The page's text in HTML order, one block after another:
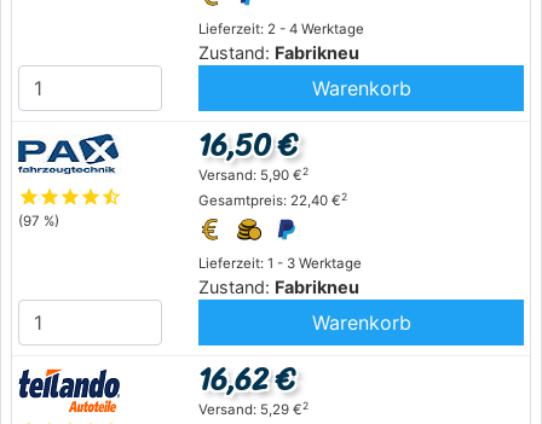
Lieferzeit: 2 - 4 Werktage
Zustand: Fabrikneu
Warenkorb
starstarstarstarstar_half
(97 %)
Lieferzeit: 1 - 3 Werktage
Zustand: Fabrikneu
16,50 €
Versand: 5,90 €2
Gesamtpreis: 22,40 €2
Warenkorb
16,62 €
Versand: 5,29 €2